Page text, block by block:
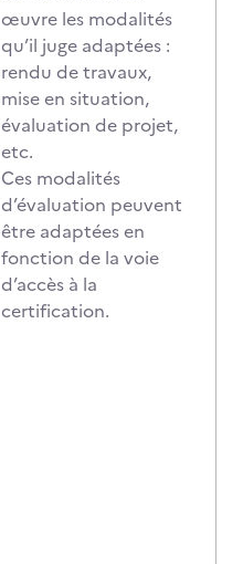
œuvre les modalités
qu’il juge adaptées :
rendu de travaux,
mise en situation,
évaluation de projet,
etc.
Ces modalités
d’évaluation peuvent
être adaptées en
fonction de la voie
d’accès à la
certification.